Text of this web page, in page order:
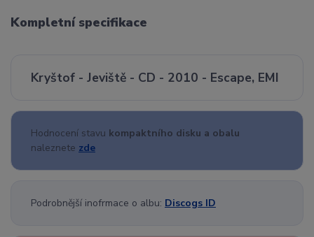
Kompletní specifikace
Kryštof - Jeviště - CD - 2010 - Escape, EMI
Hodnocení stavu kompaktního disku a obalu
naleznete zde
Podrobnější inofrmace o albu: Discogs ID